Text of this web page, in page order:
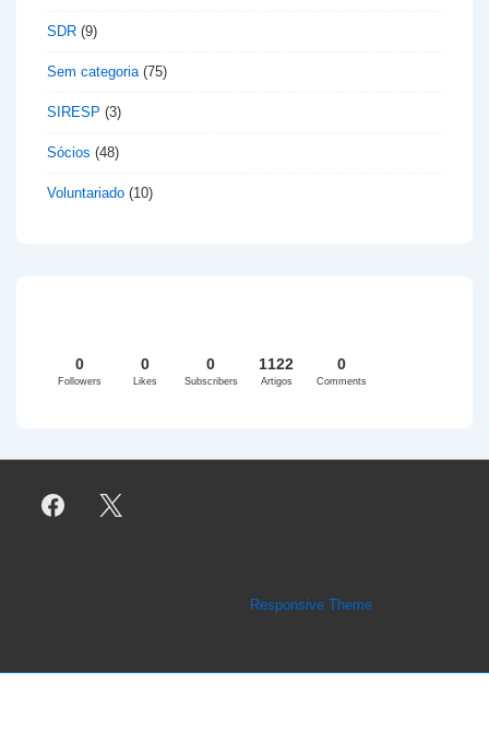
SDR (9)
Sem categoria (75)
SIRESP (3)
Sócios (48)
Voluntariado (10)
0
Followers
0
Likes
0
Subscribers
1122
Artigos
0
Comments
Responsive Theme